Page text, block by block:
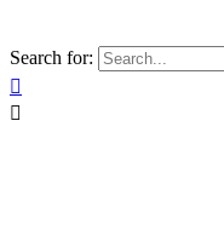
Search for:

